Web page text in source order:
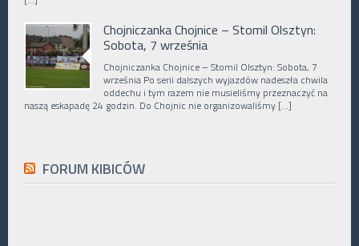
Chojniczanka Chojnice – Stomil Olsztyn:
Sobota, 7 września
Chojniczanka Chojnice – Stomil Olsztyn: Sobota, 7
września Po serii dalszych wyjazdów nadeszła chwila
oddechu i tym razem nie musieliśmy przeznaczyć na
naszą eskapadę 24 godzin. Do Chojnic nie organizowaliśmy […]
FORUM KIBICÓW